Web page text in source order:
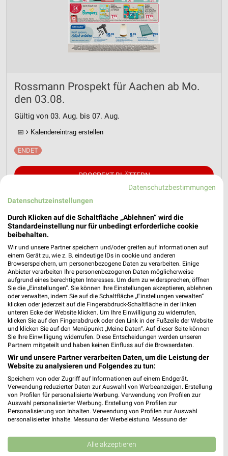
Rossmann Prospekt für Aachen ab Mo.
den 03.08.
Gültig von 03. Aug. bis 07. Aug.
📅 Kalendereintrag erstellen
PROSPEKT BLÄTTERN
AKTIONEN, RABATTE & GUTSCHEINE WELLNESS FÜR ZUHAUSE
Datenschutzbestimmungen
Datenschutzeinstellungen
Durch Klicken auf die Schaltfläche „Ablehnen“ wird die
Standardeinstellung nur für unbedingt erforderliche cookie
beibehalten.
Wir und unsere Partner speichern und/oder greifen auf Informationen auf
einem Gerät zu, wie z. B. eindeutige IDs in cookie und anderen
Browserspeichern, um personenbezogene Daten zu verarbeiten. Einige
Anbieter verarbeiten Ihre personenbezogenen Daten möglicherweise
aufgrund eines berechtigten Interesses. Um dem zu widersprechen, öffnen
Sie die „Einstellungen“. Sie können Ihre Einstellungen akzeptieren, ablehnen
oder verwalten, indem Sie auf die Schaltfläche „Einstellungen verwalten“
klicken oder jederzeit auf die Fingerabdruck-Schaltfläche in der linken
unteren Ecke der Website klicken. Um Ihre Einwilligung zu widerrufen,
klicken Sie auf den Fingerabdruck oder den Link in der Fußzeile der Website
und klicken Sie auf den Menüpunkt „Meine Daten“. Auf dieser Seite können
Sie Ihre Einwilligung widerrufen. Diese Entscheidungen werden unseren
Partnern mitgeteilt und haben keinen Einfluss auf die Browserdaten.
Wir und unsere Partner verarbeiten Daten, um die Leistung der
Website zu analysieren und Folgendes zu tun:
Speichern von oder Zugriff auf Informationen auf einem Endgerät.
Verwendung reduzierter Daten zur Auswahl von Werbeanzeigen. Erstellung
von Profilen für personalisierte Werbung. Verwendung von Profilen zur
Auswahl personalisierter Werbung. Erstellung von Profilen zur
Personalisierung von Inhalten. Verwendung von Profilen zur Auswahl
personalisierter Inhalte. Messung der Werbeleistung. Messung der
Kombinationen von Daten aus verschiedenen Quellen. Entwicklung und
Verbesserung der Angebote. Verwendung reduzierter Daten zur Auswahl
von Inhalten.
Alle akzeptieren